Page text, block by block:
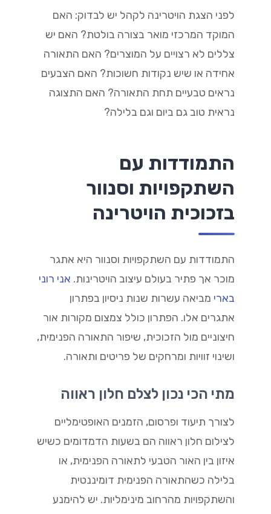
לפני הצגת הויטרינה לקהל יש לבדוק: האם
המוקד המרכזי מואר בצורה בולטת? האם יש
צללים לא רצויים על המוצרים? האם התאורה
אחידה או שיש נקודות חשוכות? האם הצבעים
נראים טבעיים תחת התאורה? האם התצוגה
נראית טוב גם ביום וגם בלילה?
התמודדות עם
השתקפויות וסנוור
בזכוכית הויטרינה
התמודדות עם השתקפויות וסנוור היא אתגר
מוכר אך פתיר בעולם עיצוב הויטרינות. אני רוני
בארי מביאה עשרות שנות ניסיון בפתרון
אתגרים אלו. הפתרון כולל צמצום מקורות אור
חיצוניים מול הזכוכית, שיפור התאורה הפנימית,
ושינוי זוויות ומרחקים של פריטים ותאורה.
מתי הכי נכון לצלם חלון ראווה
לצורך תיעוד ופרסום, הזמנים האופטימליים
לצילום חלון ראווה הם בשעות הדמדומים כשיש
איזון בין האור הטבעי לתאורה הפנימית, או
בלילה כשהתאורה הפנימית דומיננטית
והשתקפויות מהרחוב מינימליות. יש להימנע